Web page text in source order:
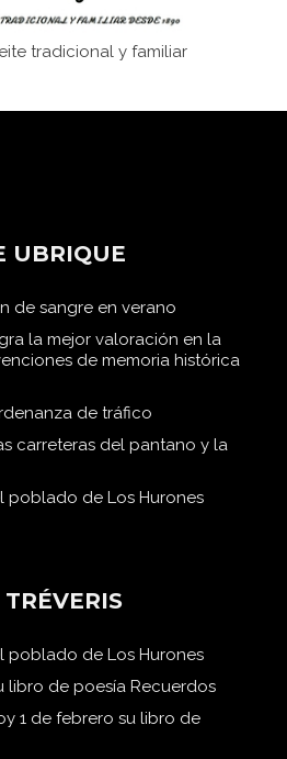
tradicional y familiar
UBRIQUE
de sangre en verano
la mejor valoración en la
de memoria histórica
de tráfico
carreteras del pantano y la
poblado de Los Hurones
poblado de Los Hurones
libro de poesía Recuerdos
1 de febrero su libro de